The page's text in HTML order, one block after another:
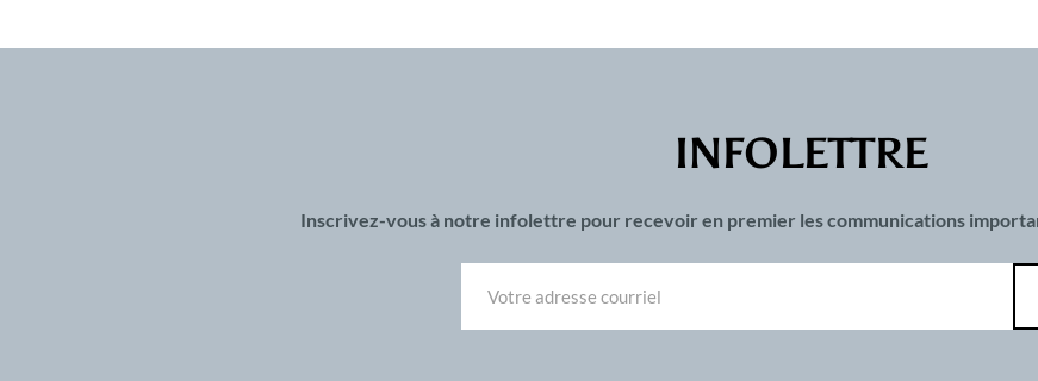
INFOLETTRE
Inscrivez-vous à notre infolettre pour recevoir en premier les communications